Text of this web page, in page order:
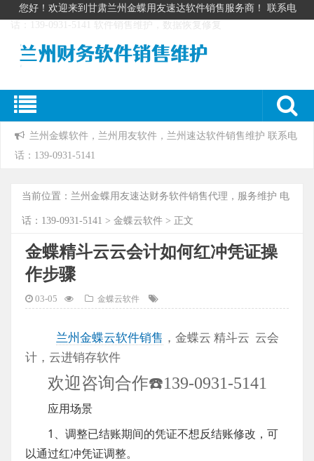
您好！欢迎来到甘肃兰州金蝶用友速达软件销售服务商！ 联系电
话：139-0931-5141 软件销售维护，数据恢复修复
兰州金蝶软件，兰州用友软件，兰州速达软件销售维护 联系电
话：139-0931-5141
当前位置： 兰州金蝶用友速达财务软件销售代理，服务维护 电
话：139-0931-5141 > 金蝶云软件 > 正文
金蝶精斗云云会计如何红冲凭证操
作步骤
03-05 金蝶云软件
兰州金蝶云软件销售 ，金蝶云 精斗云 云会
计，云进销存软件
欢迎咨询合作☎️139-0931-5141
应用场景
1、调整已结账期间的凭证不想反结账修改，可
以通过红冲凭证调整。